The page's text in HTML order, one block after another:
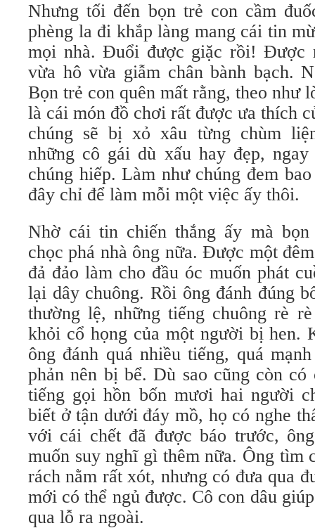
Nhưng tối đến bọn trẻ con cầm
phèng la đi khắp làng mang cái tin
mọi nhà. Đuổi được giặc rồi! Được
vừa hô vừa giẫm chân bành bạch.
Bọn trẻ con quên mất rằng, theo như
là cái món đồ chơi rất được ưa thích
chúng sẽ bị xỏ xâu từng chùm
những cô gái dù xấu hay đẹp,
chúng hiếp. Làm như chúng đem
đây chỉ để làm mỗi một việc ấy thôi.
Nhờ cái tin chiến thắng ấy mà bọn
chọc phá nhà ông nữa. Được một
đả đảo làm cho đầu óc muốn phát
lại dây chuông. Rồi ông đánh đúng
thường lệ, những tiếng chuông rè
khỏi cổ họng của một người bị hen.
ông đánh quá nhiều tiếng, quá
phản nên bị bể. Dù sao cũng còn có
tiếng gọi hồn bốn mươi hai người
biết ở tận dưới đáy mồ, họ có nghe
với cái chết đã được báo trước,
muốn suy nghĩ gì thêm nữa. Ông tìm
rách nằm rất xót, nhưng có đưa qua
mới có thể ngủ được. Cô con dâu
qua lỗ ra ngoài.